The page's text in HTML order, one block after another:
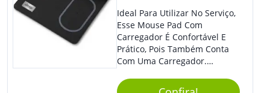
Ideal Para Utilizar No Serviço,
Esse Mouse Pad Com
Carregador É Confortável E
Prático, Pois Também Conta
Com Uma Carregador.
Resistente, Com A Qualidade